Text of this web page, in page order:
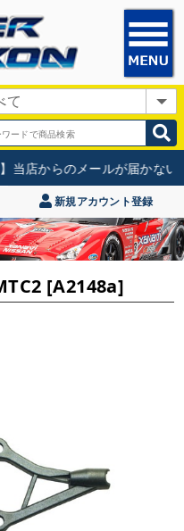
当店からのメールが届かない
新規アカウント登録
[A2148a]